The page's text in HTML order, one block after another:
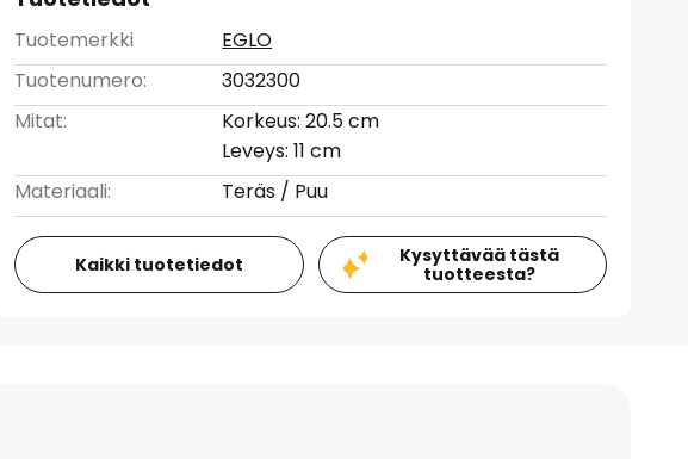
Tuotemerkki
EGLO
Tuotenumero:
3032300
Mitat:
Korkeus: 20.5 cm
Leveys: 11 cm
Materiaali:
Teräs / Puu
Kaikki tuotetiedot
Kysyttävää tästä
tuotteesta?